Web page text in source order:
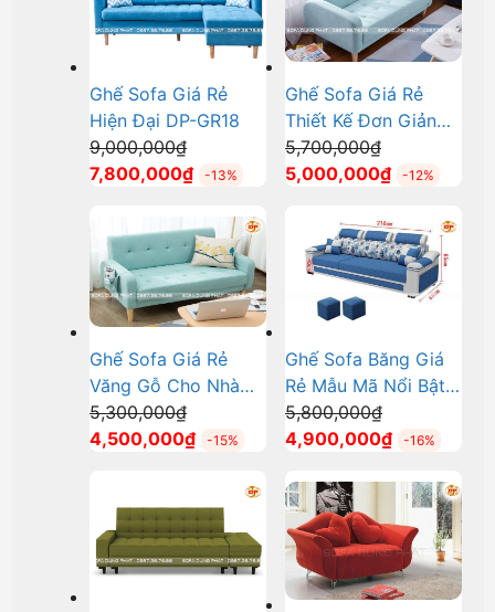
4,500,000₫.
7,400,000₫.
Ghế Sofa Giá Rẻ
Hiện Đại DP-GR18
9,000,000₫Giá
gốc
9,000,000₫.
7,800,000₫Giá
tại
là:
7,800,000₫.
-13%
Ghế Sofa Giá Rẻ
Thiết Kế Đơn Giản
DP-GR23
5,700,000₫Giá
gốc
5,700,000₫.
5,000,000₫Giá
tại
là:
5,000,000₫.
-12%
Ghế Sofa Giá Rẻ
Văng Gỗ Cho Nhà
Phố Diện Tích Nhỏ
DP-GR22
5,300,000₫Giá
gốc
5,300,000₫.
4,500,000₫Giá
là:
4,500,000₫.
-15%
Ghế Sofa Băng Giá
Rẻ Mẫu Mã Nổi Bật
DP-GR13
5,800,000₫Giá
gốc
5,800,000₫.
4,900,000₫Giá
tại
4,900,000₫.
-16%